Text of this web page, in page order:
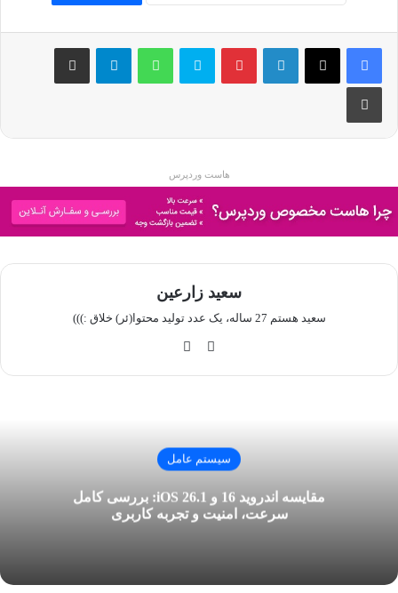
فیسبوک ایکس لینکداین پینتریست اسکایپ واتس آپ تلگرام
چاپ
هاست وردپرس
سعید زارعین
سعید هستم 27 ساله، یک عدد تولید محتوا(ئر) خلاق :)))
این
سیستم عامل
مقایسه اندروید 16 و iOS 26.1: بررسی کامل
سرعت، امنیت و تجربه کاربری